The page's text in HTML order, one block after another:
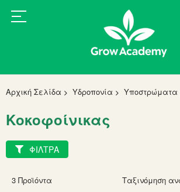
Αρχική Σελίδα Υδροπονία Υποστρώματα
Κοκοφοίνικας
3 Προϊόντα Ταξινόμηση
ΦΙΛΤΡΑ